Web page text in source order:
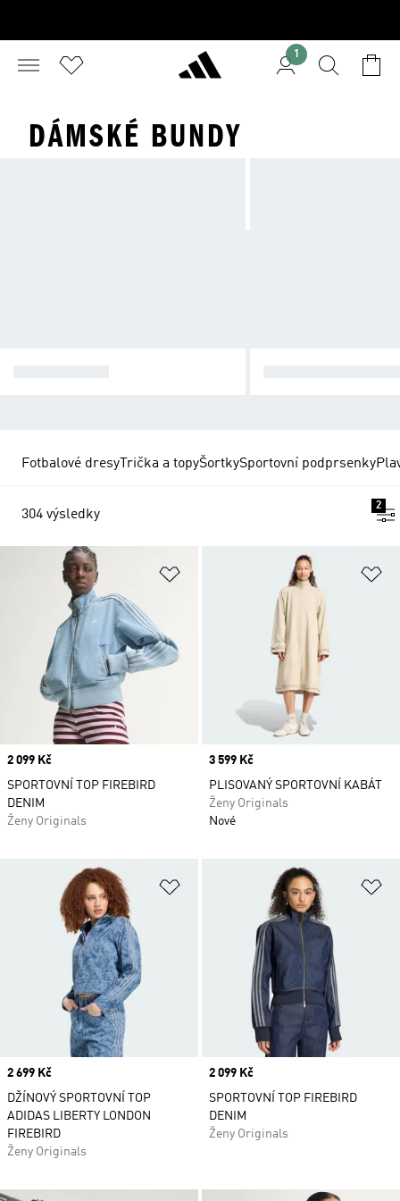
1
DÁMSKÉ BUNDY
Fotbalové dresyTrička a topyŠortkySportovní podprsenky
304 výsledky
2
Přidat do seznamu přání
Price
2 099 Kč
SPORTOVNÍ TOP FIREBIRD
DENIM
Ženy Originals
Price
3 599 Kč
PLISOVANÝ SPORTOVNÍ KABÁT
Ženy Originals
Nové
Přidat do seznamu přání
Price
2 699 Kč
DŽÍNOVÝ SPORTOVNÍ TOP
ADIDAS LIBERTY LONDON
FIREBIRD
Ženy Originals
Price
2 099 Kč
SPORTOVNÍ TOP FIREBIRD
DENIM
Ženy Originals